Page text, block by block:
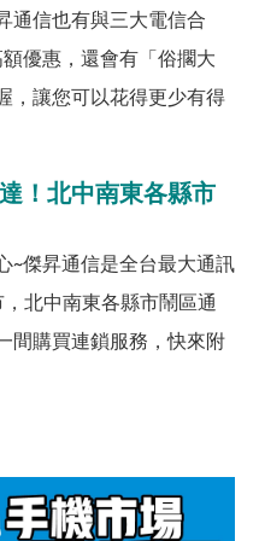
通信也有與三大電信合
優惠，還會有「俗擱大
，讓您可以花得更少有得
！北中南東各縣市
~傑昇通信是全台最大通訊
北中南東各縣市鬧區通
間購買連鎖服務，快來附